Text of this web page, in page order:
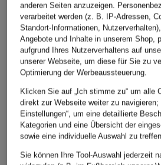
STANLEY
Kühltasche THE ALL-
DAY JULIENNE MAXI
Volumen: 18,9 l
170 €
+Aktionsrabatt
STANLEY
Kühlrucksack
MADELEINE
Volumen: 14 l
149,99 €
Bestpreis:219,99 €
anderen Seiten anzuzeigen.
verarbeitet werden (z. B. IP-Adressen,
Standort-Informationen,
Angebote und Inhalte in unserem Shop,
aufgrund Ihres Nutzerverhaltens auf
unserer Webseite, um diese für Sie zu
Optimierung der Werbeaussteuerung.
Klicken Sie auf „Ich stimme zu“ um alle
direkt zur Webseite weiter zu navigieren;
Einstellungen“, um eine detaillierte
Kategorien und eine Übersicht der
sowie eine individuelle Auswahl zu
Sie können Ihre Tool-Auswahl jederzeit